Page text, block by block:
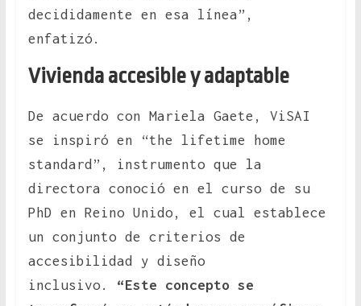
decididamente en esa línea”,
enfatizó.
Vivienda accesible y adaptable
De acuerdo con Mariela Gaete, ViSAI
se inspiró en “the lifetime home
standard”, instrumento que la
directora conoció en el curso de su
PhD en Reino Unido, el cual establece
un conjunto de criterios de
accesibilidad y diseño
inclusivo. “Este concepto se